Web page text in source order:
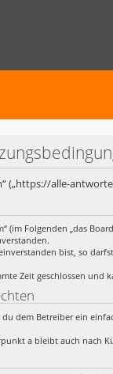
(„https://alle-
(im Folgenden „das
bist, so
Zeit geschlossen
dem Betreiber ein
a bleibt auch nach